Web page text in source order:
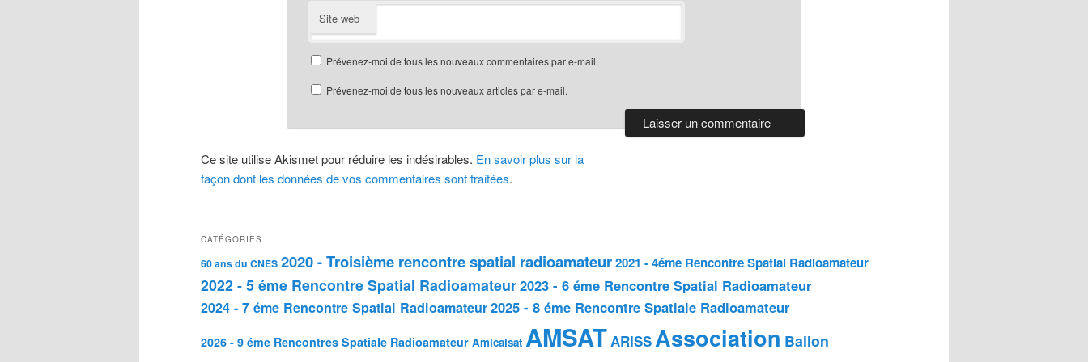
Site web
Prévenez-moi de tous les nouveaux commentaires par e-mail.
Prévenez-moi de tous les nouveaux articles par e-mail.
Ce site utilise Akismet pour réduire les indésirables. En savoir plus sur la
façon dont les données de vos commentaires sont traitées.
CATÉGORIES
60 ans du CNES 2020 - Troisième rencontre spatial radioamateur2021 - 4éme Rencontre Spatial Radioamateur
2022 - 5 éme Rencontre Spatial Radioamateur2023 - 6 éme Rencontre Spatial Radioamateur
2024 - 7 éme Rencontre Spatial Radioamateur2025 - 8 éme Rencontre Spatiale Radioamateur
2026 - 9 éme Rencontres Spatiale Radioamateur Amicalsat AMSAT ARISS Association Ballon